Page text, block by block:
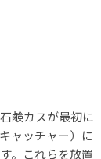
鹸カスが最初に
ャッチャー）に
。これらを放置